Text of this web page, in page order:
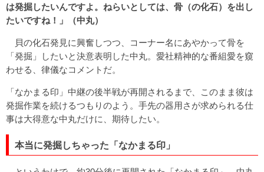
は発掘したいんですよ。ねらいとしては、骨（の化石）を出し
たいですね！」（中丸）
貝の化石発見に興奮しつつ、コーナー名にあやかって骨を
「発掘」したいと決意表明した中丸。愛社精神的な番組愛を窺
わせる、律儀なコメントだ。
「なかまる印」中継の後半戦が再開されるまで、このまま彼は
発掘作業を続けるつもりのよう。手先の器用さが求められる仕
事は大得意な中丸だけに、期待したい。
本当に発掘しちゃった「なかまる印」